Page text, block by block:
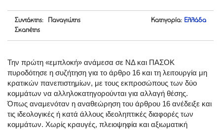
Συντάκτης: Παναγιώτης
Σκαπέτης
Κατηγορία: Ελλάδα
Την πρώτη «εμπλοκή» ανάμεσα σε ΝΔ και ΠΑΣΟΚ
πυροδότησε η συζήτηση για το άρθρο 16 και τη λειτουργία μη
κρατικών πανεπιστημίων, με τους εκπροσώπους των δύο
κομμάτων να αλληλοκατηγορούνται για αλλαγή θέσης.
Όπως αναμενόταν η αναθεώρηση του άρθρου 16 ανέδειξε και
τις ιδεολογικές ή κατά άλλους ιδεοληπτικές διαφορές των
κομμάτων. Χωρίς κραυγές, πλειοψηφία και αξιωματική